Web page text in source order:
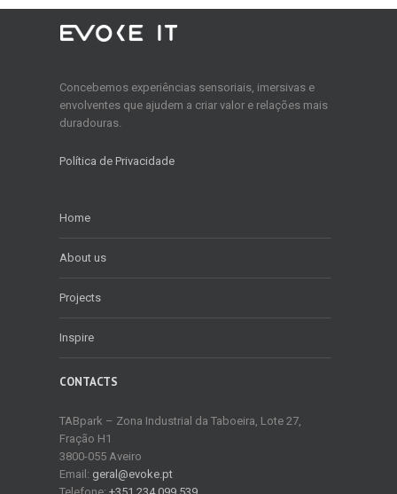
Concebemos experiências sensoriais, imersivas e
envolventes que ajudem a criar valor e relações mais
duradouras.
Política de Privacidade
Home
About us
Projects
Inspire
CONTACTS
TABpark – Zona Industrial da Taboeira, Lote 27,
Fração H1
3800-055 Aveiro
Email: geral@evoke.pt